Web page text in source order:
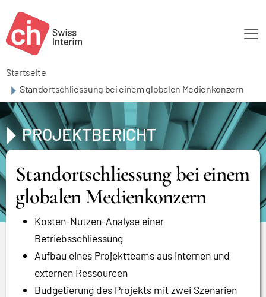
Startseite
Standortschliessung bei einem globalen Medienkonzern
PROJEKTBERICHT
Standortschliessung bei einem
globalen Medienkonzern
Kosten-Nutzen-Analyse einer
Betriebsschliessung
Aufbau eines Projektteams aus internen und
externen Ressourcen
Budgetierung des Projekts mit zwei Szenarien